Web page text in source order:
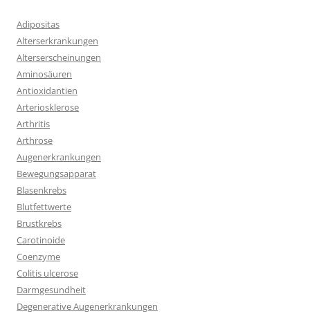
Adipositas
Alterserkrankungen
Alterserscheinungen
Aminosäuren
Antioxidantien
Arteriosklerose
Arthritis
Arthrose
Augenerkrankungen
Bewegungsapparat
Blasenkrebs
Blutfettwerte
Brustkrebs
Carotinoide
Coenzyme
Colitis ulcerose
Darmgesundheit
Degenerative Augenerkrankungen